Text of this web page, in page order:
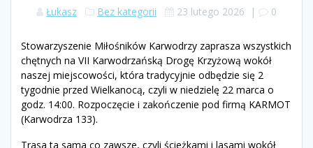
Łukasz Bez kategorii 23 lutego 2026 | 0
Stowarzyszenie Miłośników Karwodrzy zaprasza wszystkich
chętnych na VII Karwodrzańską Drogę Krzyżową wokół
naszej miejscowości, która tradycyjnie odbędzie się 2
tygodnie przed Wielkanocą, czyli w niedzielę 22 marca o
godz. 14:00. Rozpoczęcie i zakończenie pod firmą KARMOT
(Karwodrza 133).
Trasa ta sama co zawsze, czyli ścieżkami i lasami wokół